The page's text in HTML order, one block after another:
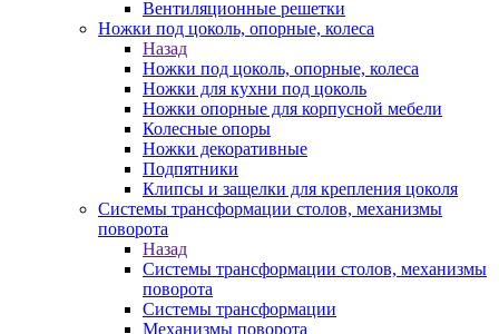
Вентиляционные решетки
Ножки под цоколь, опорные, колеса
Назад
Ножки под цоколь, опорные, колеса
Ножки для кухни под цоколь
Ножки опорные для корпусной мебели
Колесные опоры
Ножки декоративные
Подпятники
Клипсы и защелки для крепления цоколя
Системы трансформации столов, механизмы
поворота
Назад
Системы трансформации столов, механизмы
поворота
Системы трансформации
Механизмы поворота